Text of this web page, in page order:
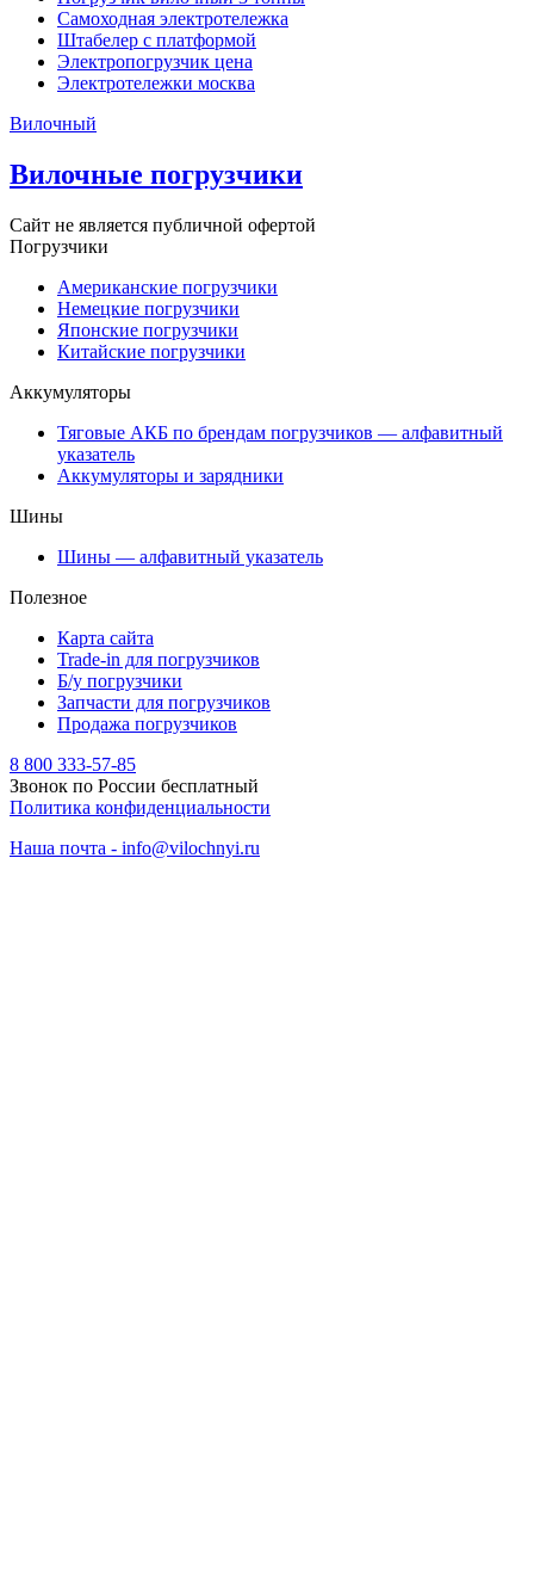
Самоходная электротележка
Штабелер с платформой
Электропогрузчик цена
Электротележки москва
Вилочный
Вилочные погрузчики
Сайт не является публичной офертой
Погрузчики
Американские погрузчики
Немецкие погрузчики
Японские погрузчики
Китайские погрузчики
Аккумуляторы
Тяговые АКБ по брендам погрузчиков — алфавитный
указатель
Аккумуляторы и зарядники
Шины
Шины — алфавитный указатель
Полезное
Карта сайта
Trade-in для погрузчиков
Б/у погрузчики
Запчасти для погрузчиков
Продажа погрузчиков
8 800 333-57-85
Звонок по России бесплатный
Политика конфиденциальности
Наша почта - info@vilochnyi.ru